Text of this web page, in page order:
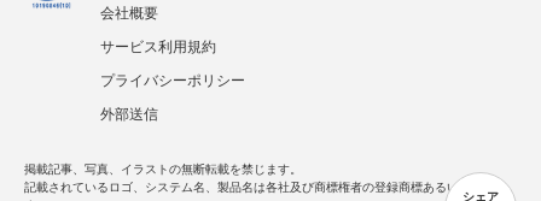
シェア
会社概要
サービス利用規約
プライバシーポリシー
外部送信
掲載記事、写真、イラストの無断転載を禁じます。
記載されているロゴ、システム名、製品名は各社及び商標権者の登録商標あるいは商標で